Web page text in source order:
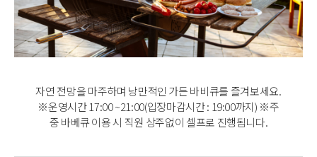
자연 전망을 마주하며 낭만적인 가든 바비큐를 즐겨보세요.
※운영시간 17:00 ~21:00(입장마감시간 : 19:00까지) ※주
중 바베큐 이용 시 직원 상주없이 셀프로 진행됩니다.